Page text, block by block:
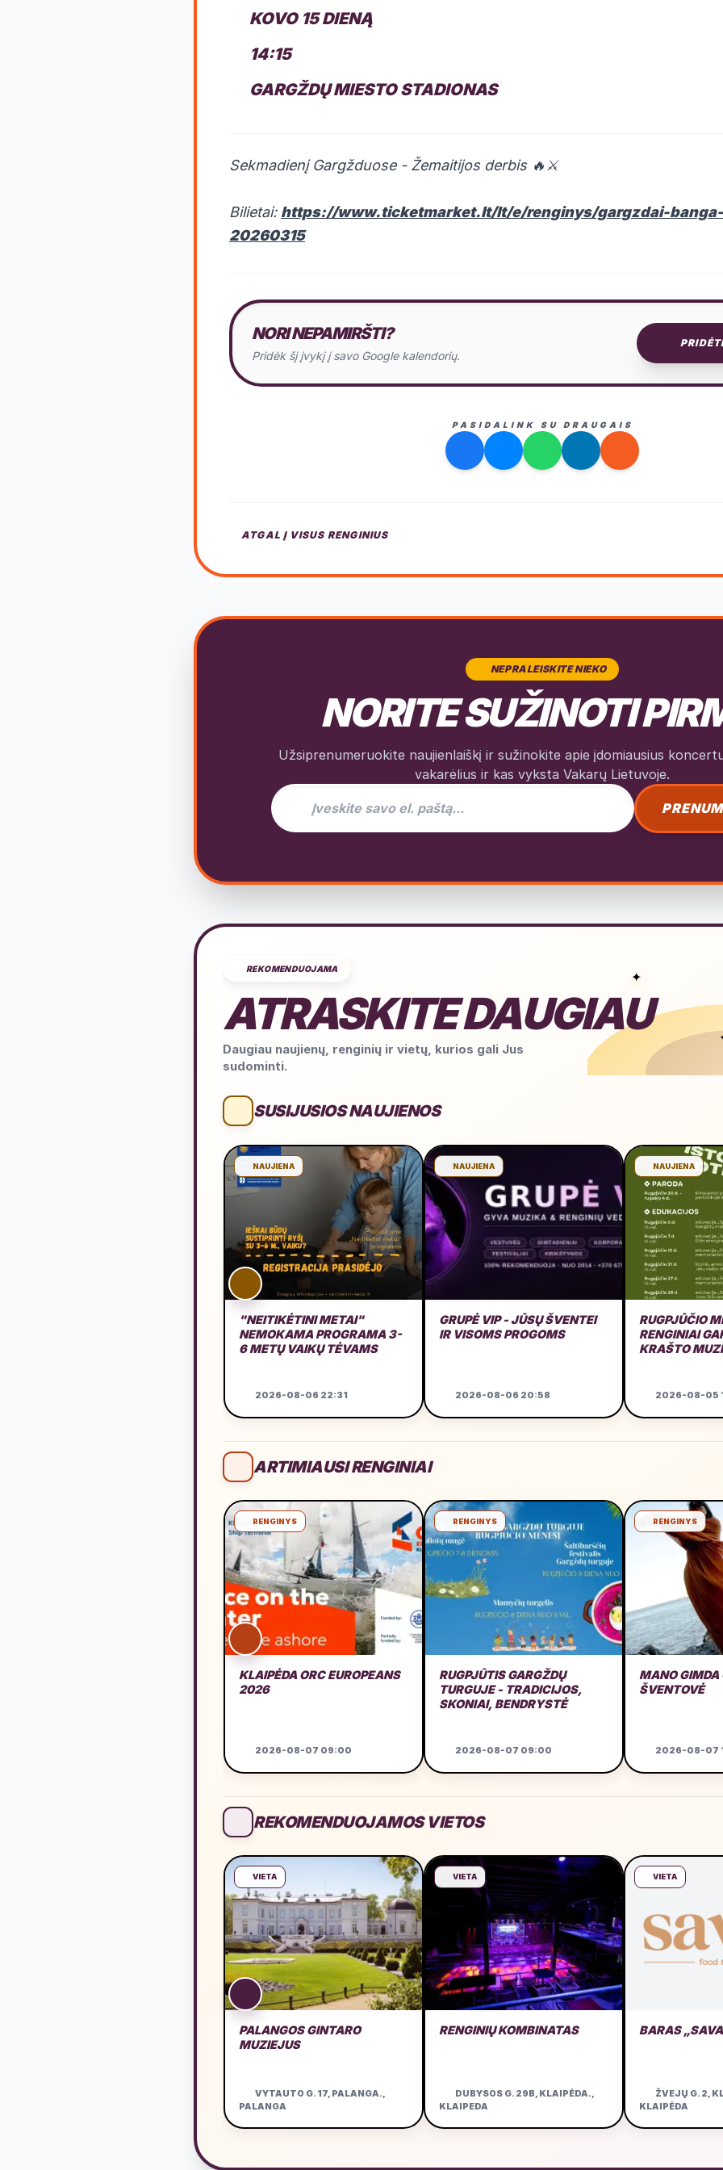
KOVO 15 DIENĄ
14:15
GARGŽDŲ MIESTO STADIONAS
Sekmadienį Gargžduose - Žemaitijos derbis 🔥⚔️
Bilietai: https://www.ticketmarket.lt/lt/e/renginys/gargzdai-
20260315
NORI NEPAMIRŠTI?
Pridėk šį įvykį į savo Google kalendorių.
PASIDALINK SU DRAUGAIS
ATGAL Į VISUS RENGINIUS
NEPRALEISKITE NIEKO
NORITE SUŽINOTI
Užsiprenumeruokite naujienlaiškį ir sužinokite apie įdomiausius
vakarėlius ir kas vyksta Vakarų Lietuvoje.
El. pašto adresas naujienlaiškiui
REKOMENDUOJAMA
ATRASKITE DAUGIAU
Daugiau naujienų, renginių ir vietų, kurios gali Jus
sudominti.
✦
SUSIJUSIOS NAUJIENOS
NAUJIENA
"NEITIKĖTINI METAI"
NEMOKAMA PROGRAMA 3-
6 METŲ VAIKŲ TĖVAMS
2026-08-06 22:31
NAUJIENA
GRUPĖ VIP - JŪSŲ ŠVENTEI
IR VISOMS PROGOMS
2026-08-06 20:58
NAUJIENA
RUGPJŪČIO
RENGINIAI
KRAŠTO
2026-08-05
ARTIMIAUSI RENGINIAI
RENGINYS
KLAIPĖDA ORC EUROPEANS
2026
2026-08-07 09:00
RENGINYS
RUGPJŪTIS GARGŽDŲ
TURGUJE - TRADICIJOS,
SKONIAI, BENDRYSTĖ
2026-08-07 09:00
RENGINYS
MANO GIMDA
ŠVENTOVĖ
2026-08-07
REKOMENDUOJAMOS VIETOS
VIETA
PALANGOS GINTARO
MUZIEJUS
VYTAUTO G. 17, PALANGA.,
PALANGA
VIETA
RENGINIŲ KOMBINATAS
DUBYSOS G. 29B, KLAIPĖDA.,
KLAIPEDA
VIETA
BARAS
ŽVEJŲ G. 2,
KLAIPĖDA